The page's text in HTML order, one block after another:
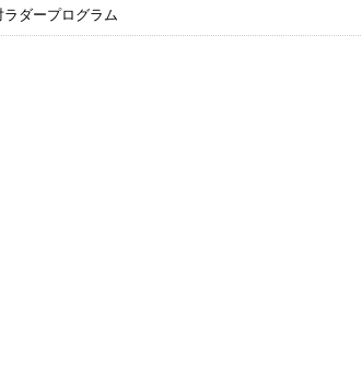
ダープログラム